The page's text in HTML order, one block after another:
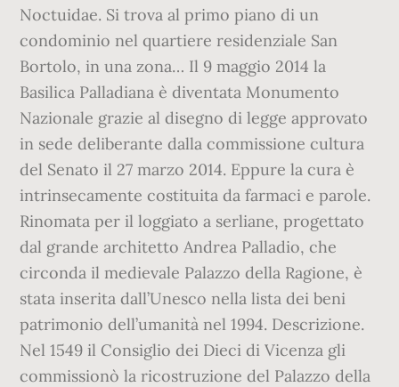
Noctuidae. Si trova al primo piano di un
condominio nel quartiere residenziale San
Bortolo, in una zona… Il 9 maggio 2014 la
Basilica Palladiana è diventata Monumento
Nazionale grazie al disegno di legge approvato
in sede deliberante dalla commissione cultura
del Senato il 27 marzo 2014. Eppure la cura è
intrinsecamente costituita da farmaci e parole.
Rinomata per il loggiato a serliane, progettato
dal grande architetto Andrea Palladio, che
circonda il medievale Palazzo della Ragione, è
stata inserita dall’Unesco nella lista dei beni
patrimonio dell’umanità nel 1994. Descrizione.
Nel 1549 il Consiglio dei Dieci di Vicenza gli
commissionò la ricostruzione del Palazzo della